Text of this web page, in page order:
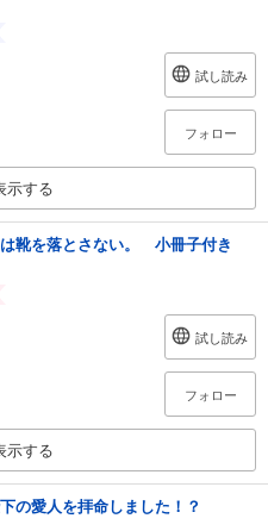
試し読み
フォロー
示する
靴を落とさない。 小冊子付き
試し読み
フォロー
示する
の愛人を拝命しました！？